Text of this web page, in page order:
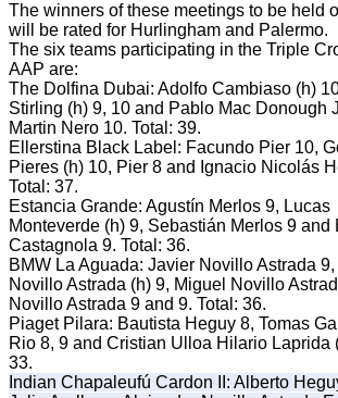
The winners of these meetings to be held
will be rated for Hurlingham and Palermo.
The six teams participating in the Triple
AAP are:
The Dolfina Dubai: Adolfo Cambiaso (h)
Stirling (h) 9, 10 and Pablo Mac Donough
Martin Nero 10. Total: 39.
Ellerstina Black Label: Facundo Pier 10,
Pieres (h) 10, Pier 8 and Ignacio Nicolás
Total: 37.
Estancia Grande: Agustín Merlos 9, Lucas
Monteverde (h) 9, Sebastián Merlos 9 and
Castagnola 9. Total: 36.
BMW La Aguada: Javier Novillo Astrada
Novillo Astrada (h) 9, Miguel Novillo
Novillo Astrada 9 and 9. Total: 36.
Piaget Pilara: Bautista Heguy 8, Tomas
Rio 8, 9 and Cristian Ulloa Hilario Laprida
33.
Indian Chapaleufú Cardon II: Alberto